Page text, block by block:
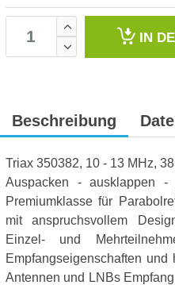
IN
Beschreibung
Triax 350382, 10 - 13 MHz,
Auspacken - ausklappen
Premiumklasse für
mit anspruchsvollem
Einzel- und
Empfangseigenschaften
Antennen und LNBs